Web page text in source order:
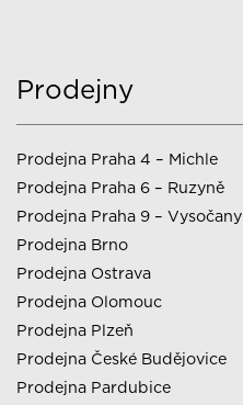
Prodejny
Prodejna Praha 4 – Michle
Prodejna Praha 6 – Ruzyně
Prodejna Praha 9 – Vysočany
Prodejna Brno
Prodejna Ostrava
Prodejna Olomouc
Prodejna Plzeň
Prodejna České Budějovice
Prodejna Pardubice